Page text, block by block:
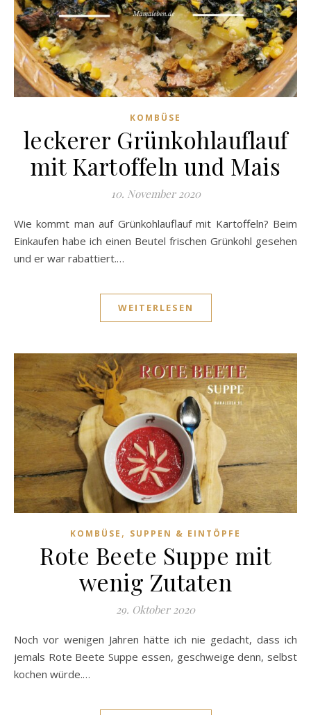
KOMBÜSE
leckerer Grünkohlauflauf
mit Kartoffeln und Mais
10. November 2020
Wie kommt man auf Grünkohlauflauf mit Kartoffeln? Beim
Einkaufen habe ich einen Beutel frischen Grünkohl gesehen
und er war rabattiert.…
WEITERLESEN
KOMBÜSE , SUPPEN & EINTÖPFE
Rote Beete Suppe mit
wenig Zutaten
29. Oktober 2020
Noch vor wenigen Jahren hätte ich nie gedacht, dass ich
jemals Rote Beete Suppe essen, geschweige denn, selbst
kochen würde.…